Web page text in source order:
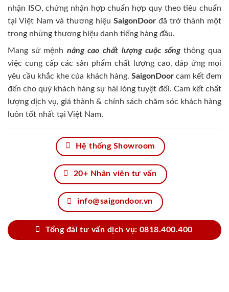
nhận ISO, chứng nhận hợp chuẩn hợp quy theo tiêu chuẩn
tại Việt Nam và thương hiệu SaigonDoor đã trở thành một
trong những thương hiệu danh tiếng hàng đầu.
Mang sứ mệnh nâng cao chất lượng cuộc sốngthông qua
việc cung cấp các sản phẩm chất lượng cao, đáp ứng mọi
yêu cầu khắc khe của khách hàng. SaigonDoorcam kết đem
đến cho quý khách hàng sự hài lòng tuyệt đối. Cam kết chất
lượng dịch vụ, giá thành & chính sách chăm sóc khách hàng
luôn tốt nhất tại Việt Nam.
Hệ thống Showroom
20+ Nhân viên tư vấn
info@saigondoor.vn
Tổng đài tư vấn dịch vụ: 0818.400.400